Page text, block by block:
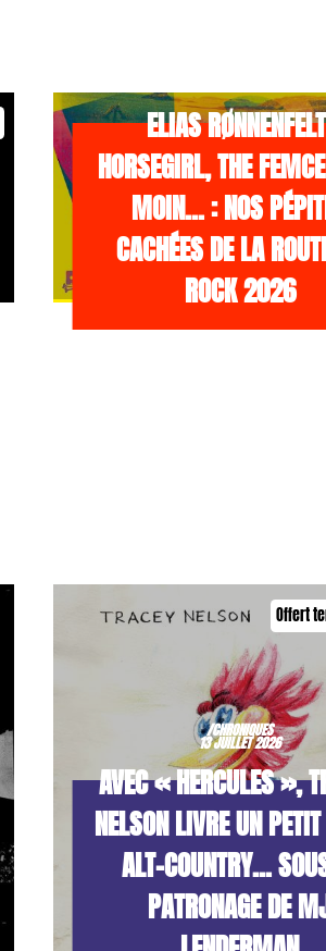
ELIAS
HORSEGIRL, THE
MOIN… : NOS
CACHÉES DE LA
ROCK 2026
Offert
/CHRONIQUES
13 JUILLET 2026
AVEC « HERCULES »,
NELSON LIVRE UN
ALT-COUNTRY…
PATRONAGE DE